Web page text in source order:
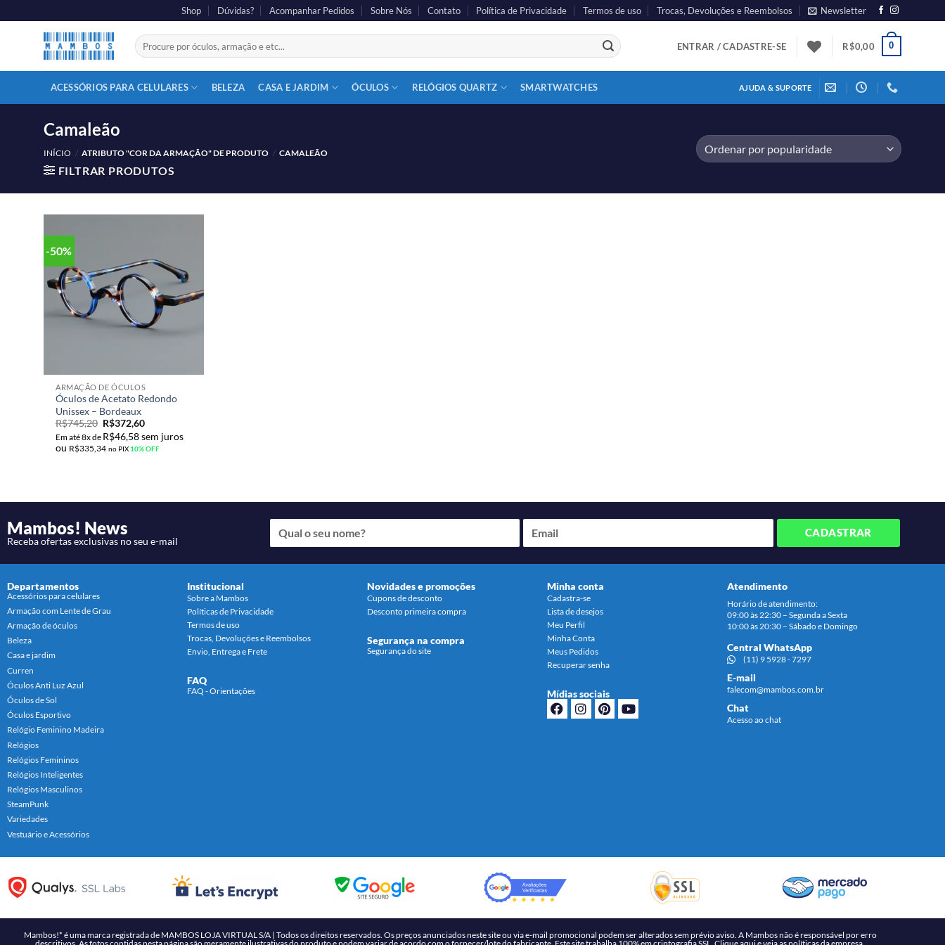
Shop Dúvidas? Acompanhar Pedidos Sobre Nós Contato Política de Privacidade Termos de uso Trocas, Devoluções e Reembolsos Newsletter
ENTRAR / CADASTRE-SE R$0,00 0
ACESSÓRIOS PARA CELULARES BELEZA CASA E JARDIM ÓCULOS RELÓGIOS QUARTZ SMARTWATCHES AJUDA & SUPORTE
Camaleão
INÍCIO / ATRIBUTO "COR DA ARMAÇÃO" DE PRODUTO / CAMALEÃO
FILTRAR PRODUTOS
-50%
aos meus
desejos
ARMAÇÃO DE ÓCULOS
Óculos de Acetato Redondo
Unissex – Bordeaux
R$745,20 R$372,60
Em até 8x de R$46,58sem juros
ou R$335,34 no PIX 10% OFF
Mambos! News
Receba ofertas exclusivas no seu e-mail
CADASTRAR
Departamentos
Acessórios para celulares
Armação com Lente de Grau
Armação de óculos
Beleza
Casa e jardim
Curren
Óculos Anti Luz Azul
Óculos de Sol
Óculos Esportivo
Relógio Feminino Madeira
Relógios
Relógios Femininos
Relógios Inteligentes
Relógios Masculinos
SteamPunk
Variedades
Vestuário e Acessórios
Institucional
Sobre a Mambos
Políticas de Privacidade
Termos de uso
Trocas, Devoluções e Reembolsos
Envio, Entrega e Frete
FAQ
FAQ - Orientações
Novidades e promoções
Cupons de desconto
Desconto primeira compra
Segurança na compra
Segurança do site
Minha conta
Cadastra-se
Lista de desejos
Meu Perfil
Minha Conta
Meus Pedidos
Recuperar senha
Mídias sociais
Atendimento
Horário de atendimento:
09:00 às 22:30 – Segunda a Sexta
10:00 às 20:30 – Sábado e Domingo
Central WhatsApp
(11) 9 5928 - 7297
E-mail
falecom@mambos.com.br
Chat
Acesso ao chat
Mambos!* é uma marca registrada de MAMBOS LOJA VIRTUAL S/A | Todos os direitos reservados. Os preços anunciados neste site ou via e-mail promocional podem ser alterados sem prévio aviso. A Mambos não é responsável por erro